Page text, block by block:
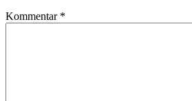
Kommentar *